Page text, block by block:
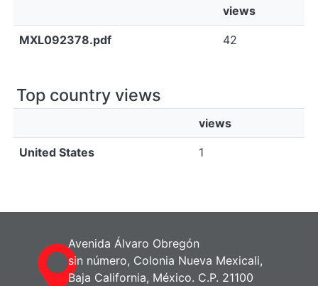
views
MXL092378.pdf 42
Top country views
views
United States 1
Avenida Álvaro Obregón
sin número, Colonia Nueva Mexicali,
Baja California, México. C.P. 21100